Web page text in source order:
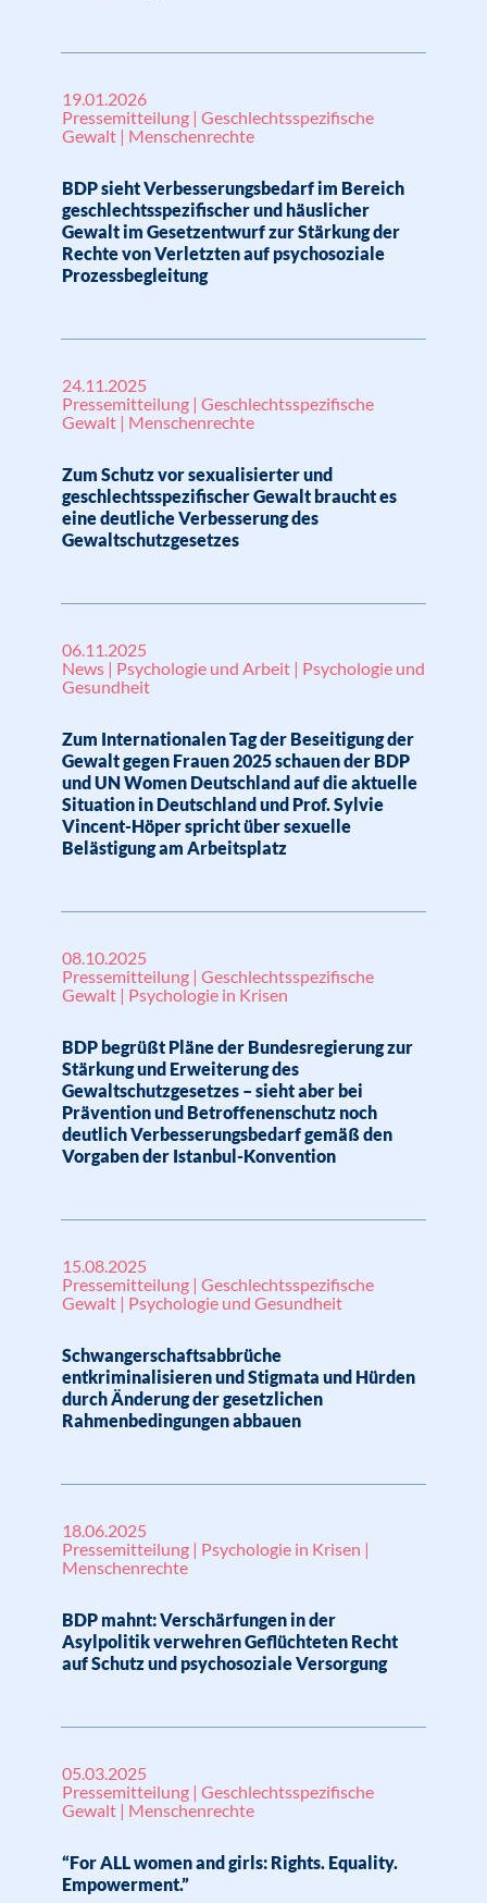
19.01.2026
Pressemitteilung | Geschlechtsspezifische
Gewalt | Menschenrechte
BDP sieht Verbesserungsbedarf im Bereich
geschlechtsspezifischer und häuslicher
Gewalt im Gesetzentwurf zur Stärkung der
Rechte von Verletzten auf psychosoziale
Prozessbegleitung
24.11.2025
Pressemitteilung | Geschlechtsspezifische
Gewalt | Menschenrechte
Zum Schutz vor sexualisierter und
geschlechtsspezifischer Gewalt braucht es
eine deutliche Verbesserung des
Gewaltschutzgesetzes
06.11.2025
News | Psychologie und Arbeit | Psychologie und
Gesundheit
Zum Internationalen Tag der Beseitigung der
Gewalt gegen Frauen 2025 schauen der BDP
und UN Women Deutschland auf die aktuelle
Situation in Deutschland und Prof. Sylvie
Vincent-Höper spricht über sexuelle
Belästigung am Arbeitsplatz
08.10.2025
Pressemitteilung | Geschlechtsspezifische
Gewalt | Psychologie in Krisen
BDP begrüßt Pläne der Bundesregierung zur
Stärkung und Erweiterung des
Gewaltschutzgesetzes – sieht aber bei
Prävention und Betroffenenschutz noch
deutlich Verbesserungsbedarf gemäß den
Vorgaben der Istanbul-Konvention
15.08.2025
Pressemitteilung | Geschlechtsspezifische
Gewalt | Psychologie und Gesundheit
Schwangerschaftsabbrüche
entkriminalisieren und Stigmata und Hürden
durch Änderung der gesetzlichen
Rahmenbedingungen abbauen
18.06.2025
Pressemitteilung | Psychologie in Krisen |
Menschenrechte
BDP mahnt: Verschärfungen in der
Asylpolitik verwehren Geflüchteten Recht
auf Schutz und psychosoziale Versorgung
05.03.2025
Pressemitteilung | Geschlechtsspezifische
Gewalt | Menschenrechte
“For ALL women and girls: Rights. Equality.
Empowerment.”